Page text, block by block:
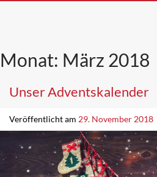
Monat: März 2018
Unser Adventskalender
Veröffentlicht am 29. November 2018